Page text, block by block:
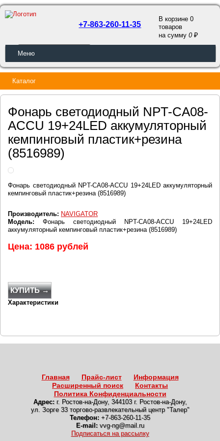
ОБРАТНЫЙ ЗВОНОК
+7-863-260-11-35
В корзине 0
товаров
на сумму0
Меню
Каталог
Фонарь светодиодный NPT-CA08-
ACCU 19+24LED аккумуляторный
кемпинговый пластик+резина
(8516989)
Фонарь светодиодный NPT-CA08-ACCU 19+24LED аккумуляторный
кемпинговый пластик+резина (8516989)
Производитель: NAVIGATOR
Модель: Фонарь светодиодный NPT-CA08-ACCU 19+24LED
аккумуляторный кемпинговый пластик+резина (8516989)
Цена: 1086 рублей
КУПИТЬ →
Характеристики
Главная Прайс-лист
Информация
Расширенный поиск
Контакты
Политика Конфиденциальности
Адрес: г. Ростов-на-Дону, 344103 г. Ростов-на-Дону,
ул. Зорге 33 торгово-развлекательный центр "Талер"
Телефон: +7-863-260-11-35
E-mail: vvg-ng@mail.ru
Подписаться на рассылку